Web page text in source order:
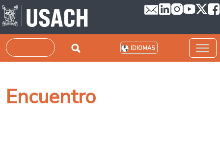
Pasar al contenido principal
Buscar IDIOMAS
Encuentro